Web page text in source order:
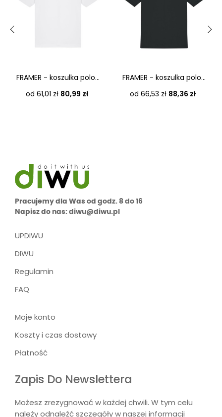
FRAMER - koszulka polo...
od 61,01 zł Cena
80,99 zł
FRAMER - koszulka polo...
od 66,53 zł Cena
88,36 zł
Pracujemy dla Was od godz. 8 do 16
Napisz do nas: diwu@diwu.pl
UPDIWU
DIWU
Regulamin
FAQ
Moje konto
Koszty i czas dostawy
Płatność
Zapis Do Newslettera
Możesz zrezygnować w każdej chwili. W tym celu
należy odnaleźć szczegóły w naszej informacji